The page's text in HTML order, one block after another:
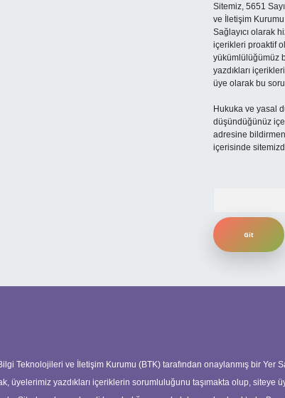
Sitemiz, 5651
ve İletişim
Sağlayıcı olarak
içerikleri proaktif
yükümlülüğümüz
yazdıkları
üye olarak bu
Hukuka ve yasal
düşündüğünüz
adresine
içerisinde
Teknolojileri ve İletişim Kurumu (BTK) tarafından onaylanmış bir Yer
yazdıkları içeriklerin sorumluluğunu taşımakta olup, siteye